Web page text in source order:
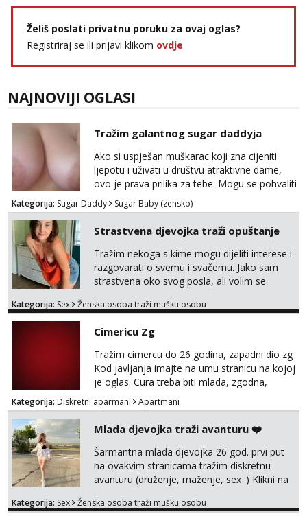
Želiš poslati privatnu poruku za ovaj oglas?
Registriraj se ili prijavi klikom ovdje
NAJNOVIJI OGLASI
Tražim galantnog sugar daddyja
Ako si uspješan muškarac koji zna cijeniti
ljepotu i uživati u društvu atraktivne dame,
ovo je prava prilika za tebe. Mogu se pohvaliti
prekrasnim licem, dugom, njegovanom
kosom i fit figurom. Moje grudi su broj 4,a
guza je, bez lažne skromnosti, prava top
forma. Diskretno i opušteno druženje je moj
stil, bez dugačkih dopisivanja, putovanja ili
javnih pojavljivanja. Što nudim: - atraktivno i
ugo...
Kategorija: Sugar Daddy Sugar Baby (zensko)
Strastvena djevojka traži opuštanje
Tražim nekoga s kime mogu dijeliti interese i
razgovarati o svemu i svačemu. Jako sam
strastvena oko svog posla, ali volim se
Voljela bi naci nekoga pa da se nemoram
ispod i nadji me tamo, cekam te!
Kategorija: Sex Ženska osoba traži mušku osobu
Cimericu Zg
Tražim cimercu do 26 godina, zapadni dio zg
Kod javljanja imajte na umu stranicu na kojoj
je oglas. Cura treba biti mlada, zgodna,
uredna, bez poroka.
Kategorija: Diskretni aparmani Apartmani
Mlada djevojka traži avanturu ❤️
Šarmantna mlada djevojka 26 god. prvi put
na ovakvim stranicama tražim diskretnu
avanturu (druženje, maženje, sex :) Klikni na
Kategorija: Sex Ženska osoba traži mušku osobu